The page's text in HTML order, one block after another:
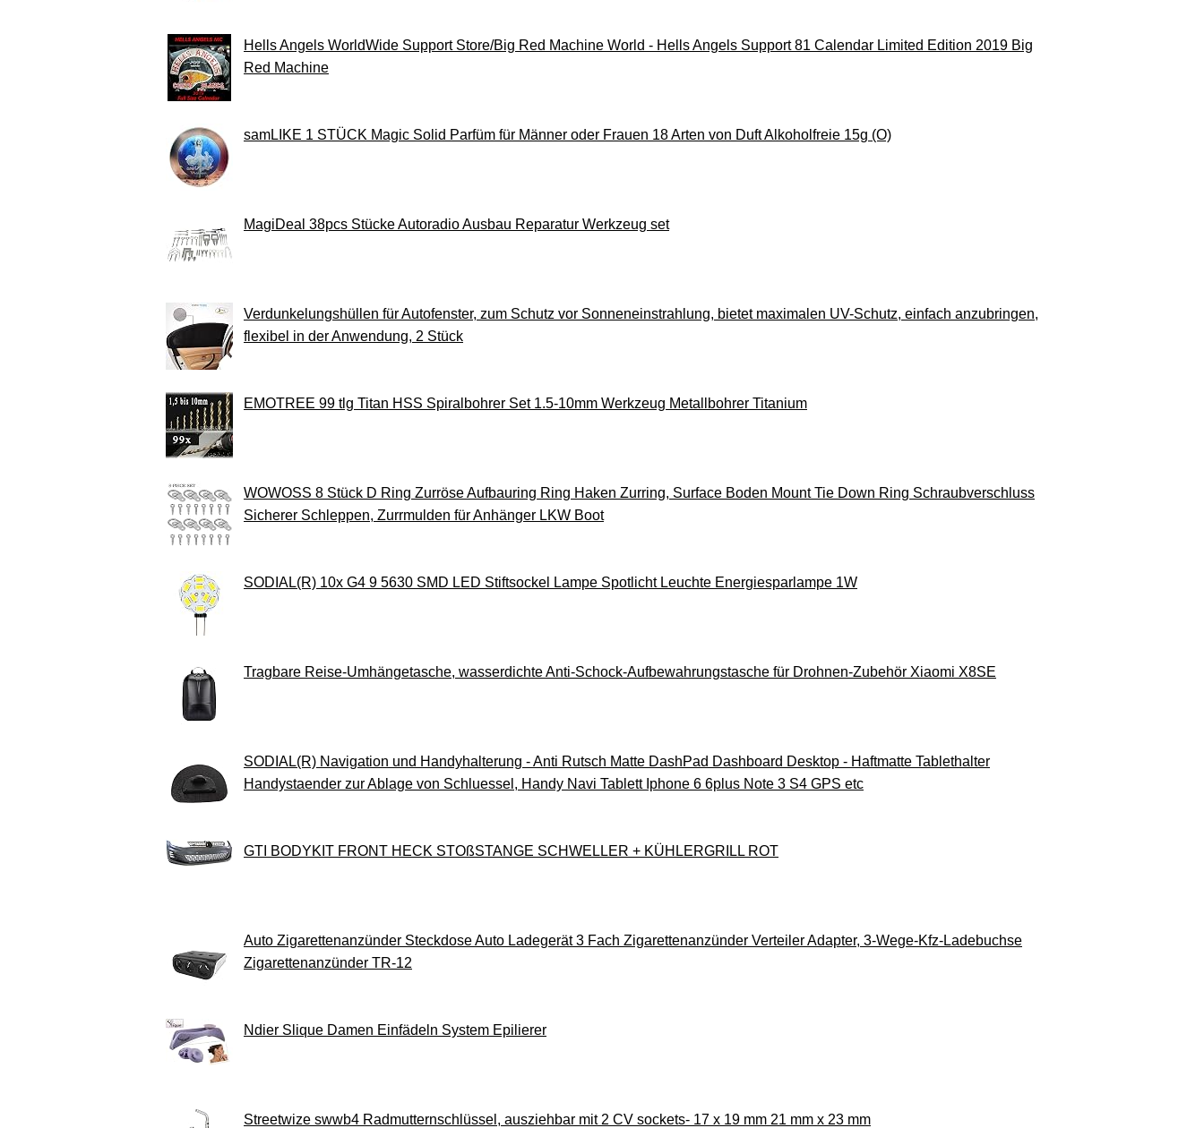
Hells Angels WorldWide Support Store/Big Red Machine World - Hells Angels Support 81 Calendar Limited Edition 2019 Big
Red Machine
samLIKE 1 STÜCK Magic Solid Parfüm für Männer oder Frauen 18 Arten von Duft Alkoholfreie 15g (O)
MagiDeal 38pcs Stücke Autoradio Ausbau Reparatur Werkzeug set
Verdunkelungshüllen für Autofenster, zum Schutz vor Sonneneinstrahlung, bietet maximalen UV-Schutz, einfach anzubringen,
flexibel in der Anwendung, 2 Stück
EMOTREE 99 tlg Titan HSS Spiralbohrer Set 1.5-10mm Werkzeug Metallbohrer Titanium
WOWOSS 8 Stück D Ring Zurröse Aufbauring Ring Haken Zurring, Surface Boden Mount Tie Down Ring Schraubverschluss
Sicherer Schleppen, Zurrmulden für Anhänger LKW Boot
SODIAL(R) 10x G4 9 5630 SMD LED Stiftsockel Lampe Spotlicht Leuchte Energiesparlampe 1W
Tragbare Reise-Umhängetasche, wasserdichte Anti-Schock-Aufbewahrungstasche für Drohnen-Zubehör Xiaomi X8SE
SODIAL(R) Navigation und Handyhalterung - Anti Rutsch Matte DashPad Dashboard Desktop - Haftmatte Tablethalter
Handystaender zur Ablage von Schluessel, Handy Navi Tablett Iphone 6 6plus Note 3 S4 GPS etc
GTI BODYKIT FRONT HECK STOßSTANGE SCHWELLER + KÜHLERGRILL ROT
Auto Zigarettenanzünder Steckdose Auto Ladegerät 3 Fach Zigarettenanzünder Verteiler Adapter, 3-Wege-Kfz-Ladebuchse
Zigarettenanzünder TR-12
Ndier Slique Damen Einfädeln System Epilierer
Streetwize swwb4 Radmutternschlüssel, ausziehbar mit 2 CV sockets- 17 x 19 mm 21 mm x 23 mm